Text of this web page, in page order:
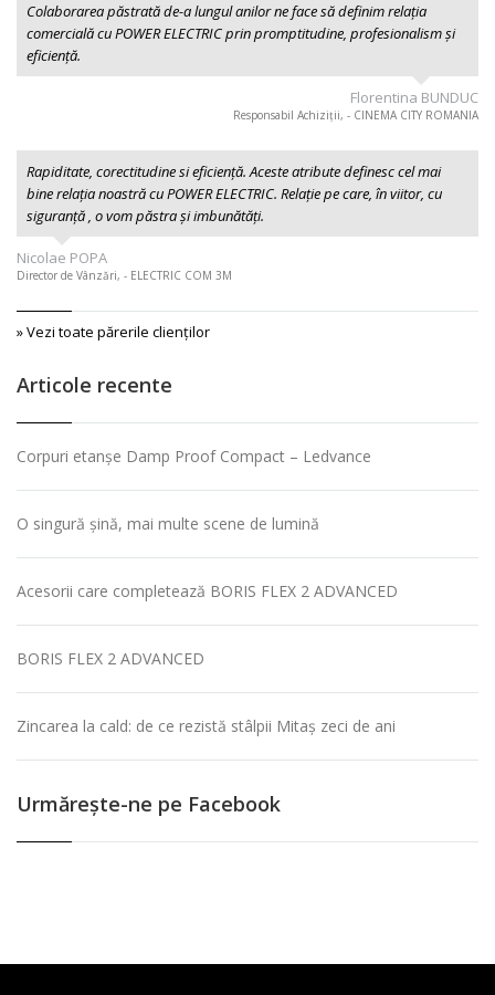
Colaborarea păstrată de-a lungul anilor ne face să definim relația
comercială cu POWER ELECTRIC prin promptitudine, profesionalism şi
eficiență.
Florentina BUNDUC
Responsabil Achiziții, - CINEMA CITY ROMANIA
Rapiditate, corectitudine si eficiență. Aceste atribute definesc cel mai
bine relația noastră cu POWER ELECTRIC. Relație pe care, în viitor, cu
siguranță , o vom păstra și imbunătăți.
Nicolae POPA
Director de Vânzări, - ELECTRIC COM 3M
» Vezi toate părerile clienţilor
Articole recente
Corpuri etanșe Damp Proof Compact – Ledvance
O singură șină, mai multe scene de lumină
Acesorii care completează BORIS FLEX 2 ADVANCED
BORIS FLEX 2 ADVANCED
Zincarea la cald: de ce rezistă stâlpii Mitaș zeci de ani
Urmăreşte-ne pe Facebook